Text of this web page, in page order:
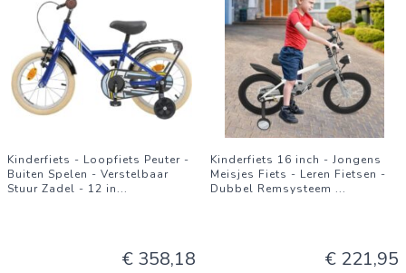
Kinderfiets - Loopfiets Peuter -
Buiten Spelen - Verstelbaar
Stuur Zadel - 12 in...
€ 358,18
Kinderfiets 16 inch - Jongens
Meisjes Fiets - Leren Fietsen -
Dubbel Remsysteem ...
€ 221,95